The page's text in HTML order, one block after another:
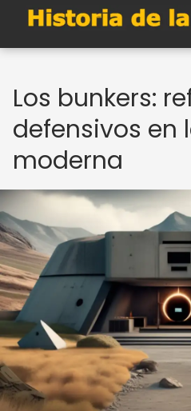
Los bunkers:
defensivos en
moderna